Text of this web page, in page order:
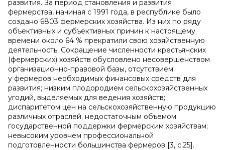
развития. За период становления и развития
фермерства, начиная с 1991 года, в республике было
создано 6803 фермерских хозяйства. Из них по ряду
объективных и субъективных причин к настоящему
времени около 64 % прекратили свою хозяйственную
деятельность. Сокращение численности крестьянских
(фермерских) хозяйств обусловлено несовершенством
организационно-правовой базы, отсутствием
у фермеров необходимых финансовых средств для
развития; низким плодородием сельскохозяйственных
угодий, выделяемых для ведения хозяйств;
диспаритетом цен на сельскохозяйственную продукцию
различных отраслей; недостаточным объемом
государственной поддержки фермерским хозяйствам;
невысоким уровнем профессиональной
подготовленности большинства фермеров [3, с.25].